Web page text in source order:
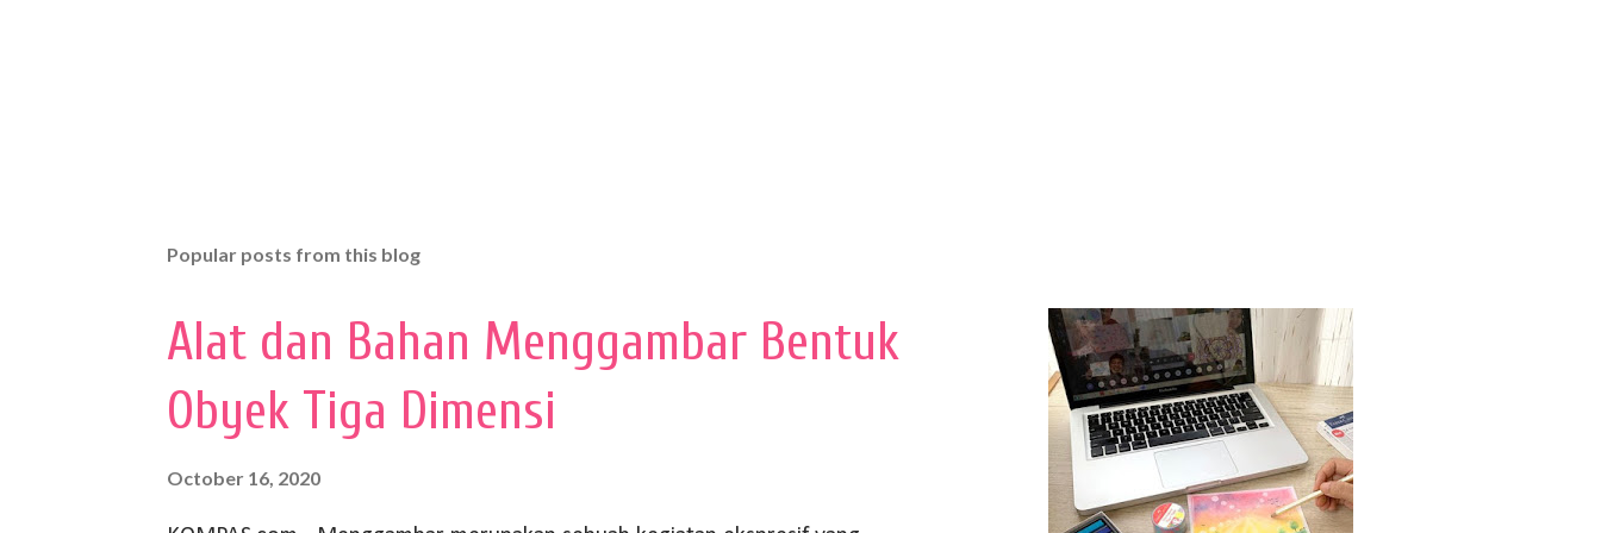
Popular posts from this blog
Alat dan Bahan Menggambar Bentuk
Obyek Tiga Dimensi
October 16, 2020